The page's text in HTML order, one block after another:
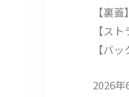
【裏
【ス
【バ
2026